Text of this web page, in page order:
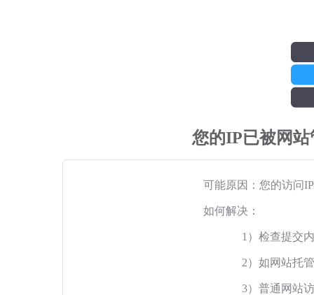
您的IP已被网
可能原因：您的访问
如何解决：
1）检查提交
2）如网站托
3）普通网站